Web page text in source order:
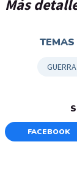
Más
TEMAS
FACEBOOK